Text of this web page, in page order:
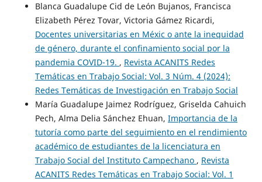
Blanca Guadalupe Cid de León Bujanos, Francisca
Elizabeth Pérez Tovar, Victoria Gámez Ricardi,
Docentes universitarias en Méxic o ante la inequidad
de género, durante el confinamiento social por la
pandemia COVID-19. , Revista ACANITS Redes
Temáticas en Trabajo Social: Vol. 3 Núm. 4 (2024):
Redes Temáticas de Investigación en Trabajo Social
María Guadalupe Jaimez Rodríguez, Griselda Cahuich
Pech, Alma Delia Sánchez Ehuan, Importancia de la
tutoría como parte del seguimiento en el rendimiento
académico de estudiantes de la licenciatura en
Trabajo Social del Instituto Campechano , Revista
ACANITS Redes Temáticas en Trabajo Social: Vol. 1